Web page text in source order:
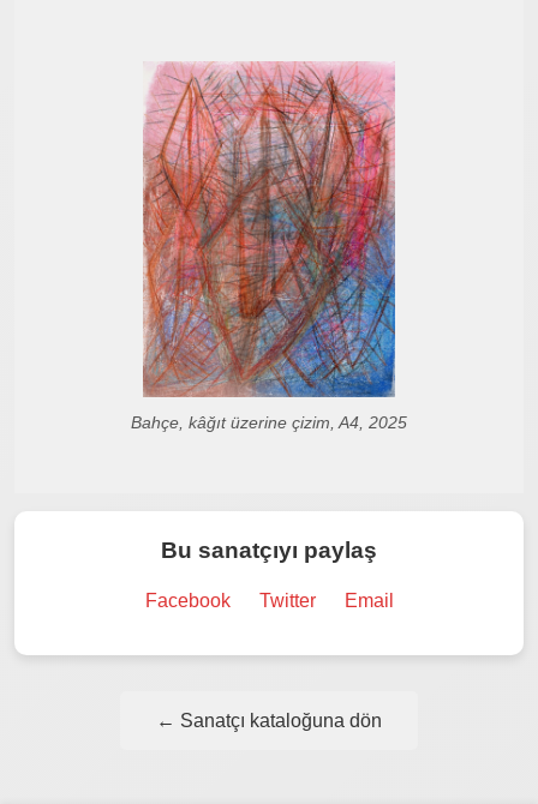
Bahçe, kâğıt üzerine çizim, A4, 2025
Bu sanatçıyı paylaş
Facebook Twitter Email
← Sanatçı kataloğuna dön